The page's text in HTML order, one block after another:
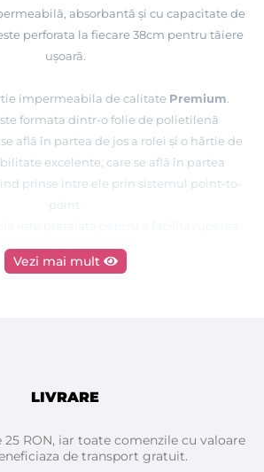
absorbantă și cu capacitate de
perforata la fiecare 38cm pentru tăiere
ușoară.
impermeabila de calitate Premium
formata dintr-o folie de polietilenă
află în partea de jos a rolei și o hârtie de
excelente, care se află în partea
prinse intre ele prin sistemul point-to-
point
acesteia.
altă parte, oferă clientului / pacientului
Poate fi folosita in:
Vezi mai mult
LIVRARE
RON, iar toate comenzile cu valoare
de transport gratuit.